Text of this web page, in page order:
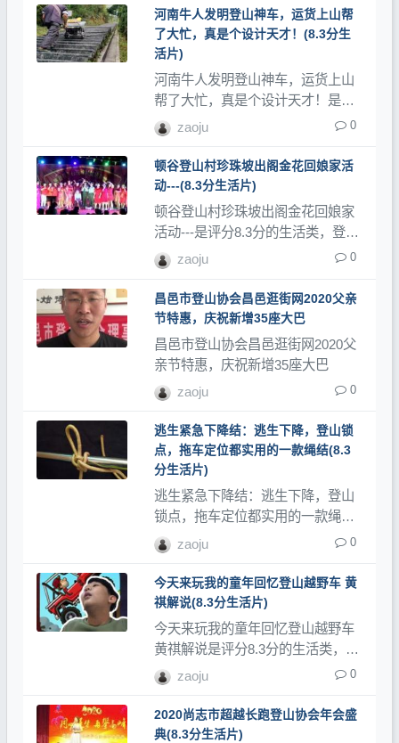
片。
河南牛人发明登山神车，运货上山帮
了大忙，真是个设计天才！(8.3分生
活片)
河南牛人发明登山神车，运货上山
帮了大忙，真是个设计天才！是评
分8.3分的生活类，登山网记录了大
量登山视频、登山教程和登山记录
片。
zaoju 0
顿谷登山村珍珠坡出阁金花回娘家活
动---(8.3分生活片)
顿谷登山村珍珠坡出阁金花回娘家
活动---是评分8.3分的生活类，登山
网记录了大量登山视频、登山教程
和登山记录片。
zaoju 0
昌邑市登山协会昌邑逛街网2020父亲
节特惠，庆祝新增35座大巴
昌邑市登山协会昌邑逛街网2020父
亲节特惠，庆祝新增35座大巴
zaoju
0
逃生紧急下降结：逃生下降，登山锁
点，拖车定位都实用的一款绳结(8.3
分生活片)
逃生紧急下降结：逃生下降，登山
锁点，拖车定位都实用的一款绳结
是评分8.3分的生活类，登山网记录
了大量登山视频、登山教程和登山
记录片。
zaoju 0
今天来玩我的童年回忆登山越野车 黄
祺解说(8.3分生活片)
今天来玩我的童年回忆登山越野车
黄祺解说是评分8.3分的生活类，登
山网记录了大量登山视频、登山教
程和登山记录片。
zaoju 0
2020尚志市超越长跑登山协会年会盛
典(8.3分生活片)